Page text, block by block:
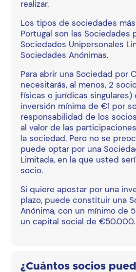
realizar.
Los tipos de sociedades
Portugal son las Sociedades
Sociedades Unipersonales
Sociedades Anónimas.
Para abrir una Sociedad por
necesitarás, al menos, 2
físicas o jurídicas singulares)
inversión mínima de €1 por
responsabilidad de los
al valor de las
la sociedad. Pero no se
puede optar por una
Limitada, en la que usted
socio.
Si quiere apostar por una
plazo, puede constituir una
Anónima, con un mínimo de
un capital social de €50.000.
¿Cuántos socios